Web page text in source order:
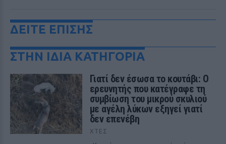
ΔΕΙΤΕ ΕΠΙΣΗΣ
ΣΤΗΝ ΙΔΙΑ ΚΑΤΗΓΟΡΙΑ
Γιατί δεν έσωσα το κουτάβι: Ο
ερευνητής που κατέγραφε τη
συμβίωση του μικρού σκυλιού
με αγέλη λύκων εξηγεί γιατί
δεν επενέβη
ΧΤΕΣ